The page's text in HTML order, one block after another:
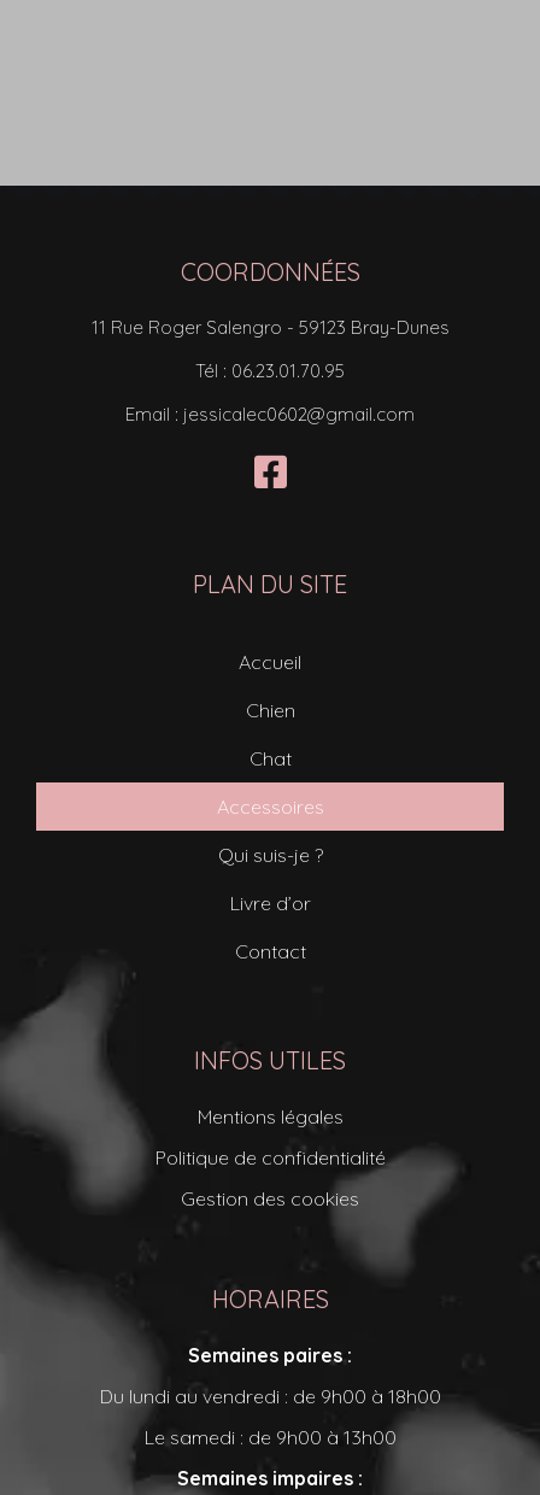
COORDONNÉES
11 Rue Roger Salengro - 59123 Bray-Dunes
Tél : 06.23.01.70.95
Email : jessicalec0602@gmail.com
PLAN DU SITE
Accueil
Chien
Chat
Accessoires
Qui suis-je ?
Livre d’or
Contact
INFOS UTILES
Mentions légales
Politique de confidentialité
Gestion des cookies
HORAIRES
Semaines paires :
Du lundi au vendredi : de 9h00 à 18h00
Le samedi : de 9h00 à 13h00
Semaines impaires :